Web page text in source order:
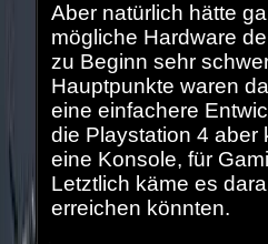
Aber natürlich hätte
mögliche Hardware
zu Beginn sehr
Hauptpunkte waren
eine einfachere
die Playstation 4 aber
eine Konsole, für
Letztlich käme es
erreichen könnten.